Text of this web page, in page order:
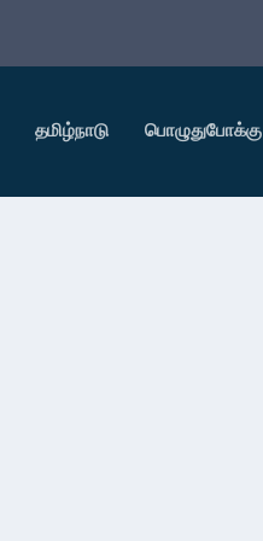
தமிழ்நாடு பொழுதுபோக்கு